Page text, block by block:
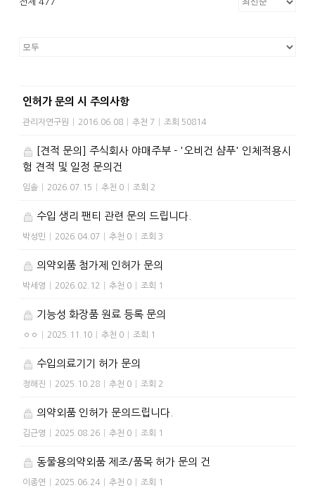
전체 477
인허가 문의 시 주의사항
관리자연구원 2016.06.08 추천 7 조회 50814
[견적 문의] 주식회사 야매주부 - '오비건 샴푸' 인체적용시
험 견적 및 일정 문의건
임솔 2026.07.15 추천 0 조회 2
수입 생리 팬티 관련 문의 드립니다.
박성민 2026.04.07 추천 0 조회 3
의약외품 첨가제 인허가 문의
박세영 2026.02.12 추천 0 조회 1
기능성 화장품 원료 등록 문의
ㅇㅇ 2025.11.10 추천 0 조회 1
수입의료기기 허가 문의
정해진 2025.10.28 추천 0 조회 2
의약외품 인허가 문의드립니다.
김근영 2025.08.26 추천 0 조회 1
동물용의약외품 제조/품목 허가 문의 건
이종연 2025.06.24 추천 0 조회 1